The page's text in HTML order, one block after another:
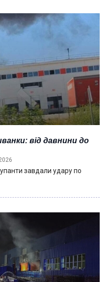
від давнини до
завдали удару по